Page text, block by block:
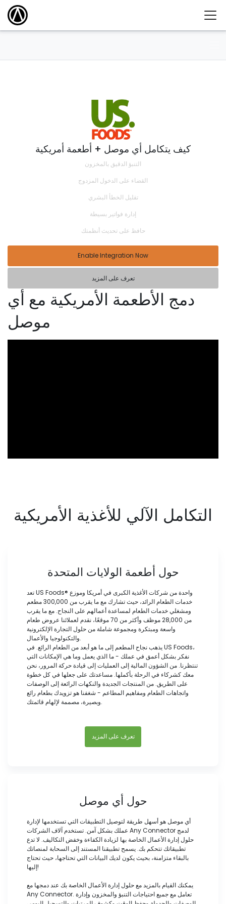
كيف يتكامل أي موصل + أطعمة أمريكية
التنبؤ الدقيق بالمخزون
القضاء على الدخول المزدوج
تقليل الخطأ البشري
إدارة فواتير بسيطة
حافظ على تحديث أنظمتك
Enable Integration Now
تعرف على المزيد
دمج الأطعمة الأمريكية مع أي
موصل
التكامل الآلي للأغذية الأمريكية
حول أطعمة الولايات المتحدة
تعد US Foods® واحدة من شركات الأغذية الكبرى في أمريكا وموزع
خدمات الطعام الرائد، حيث تشارك مع ما يقرب من 300,000 مطعم
ومشغلي خدمات الطعام لمساعدة أعمالهم على النجاح. مع ما يقرب
من 28,000 موظف وأكثر من 70 موقعًا، نقدم لعملائنا عروض طعام
واسعة ومبتكرة ومجموعة شاملة من حلول التجارة الإلكترونية
والتكنولوجيا والأعمال.
يذهب نجاح المطعم إلى ما هو أبعد من الطعام الرائع. في US Foods،
نفكر بشكل أعمق في عملك - ما الذي يعمل وما هي الإمكانات التي
تنتظرنا. من الشؤون المالية إلى العمليات إلى قيادة حركة المرور، نحن
معك كشركاء في الرحلة بأكملها. مساعدتك على جعلها في كل خطوة
على الطريق. من المنتجات الجديدة والنكهات الرائعة إلى الوصفات
واتجاهات الطعام ومفاهيم المطاعم - شغفنا هو تزويدك بطعام رائع
وبصيرة، مصممة لإلهام قائمتك.
تعرف على المزيد
حول أي موصل
أي موصل هو أسهل طريقة لتوصيل التطبيقات التي تستخدمها لإدارة
عملك بشكل آمن. تستخدم آلاف الشركات Any Connector لدمج
حلول إدارة الأعمال الخاصة بها لزيادة الكفاءة وخفض التكاليف. لا تدع
تطبيقاتك تتحكم بك. يسمح تطبيقنا المستند إلى السحابة لمنصاتك
بالبقاء متزامنة، بحيث يكون لديك البيانات التي تحتاجها، حيث تحتاج
إليها!
يمكنك القيام بالمزيد مع حلول إدارة الأعمال الخاصة بك عند دمجها مع
Any Connector. تعامل مع جميع احتياجات التنبؤ والمخزون وإدارة